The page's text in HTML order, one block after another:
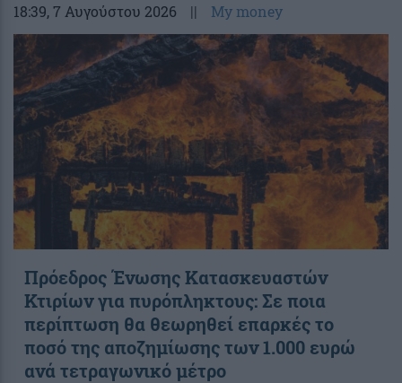
18:39, 7 Αυγούστου 2026 || My money
Πρόεδρος Ένωσης Κατασκευαστών
Κτιρίων για πυρόπληκτους: Σε ποια
περίπτωση θα θεωρηθεί επαρκές το
ποσό της αποζημίωσης των 1.000 ευρώ
ανά τετραγωνικό μέτρο